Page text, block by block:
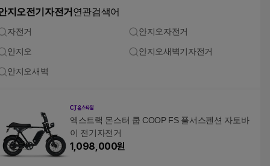
지오전기자전거 연관검색어
자전거 안지오자전거
안지오 안지오새벽기자전거
안지오새벽
엑스트랙 몬스터 쿱 COOP FS 풀서스펜션 자토바
이 전기자전거
1,098,000원